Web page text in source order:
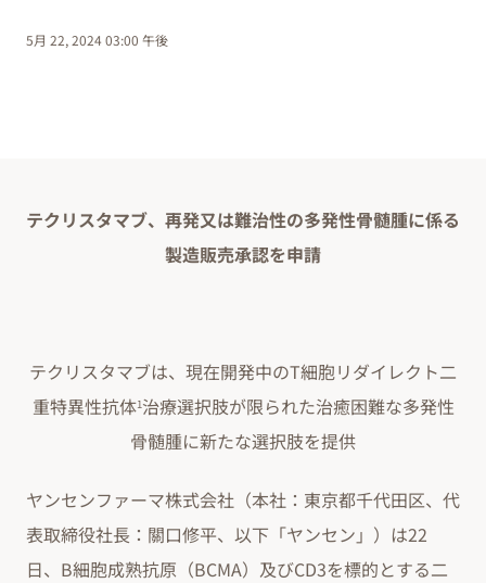
5月 22, 2024 03:00 午後
テクリスタマブ、再発又は難治性の多発性骨髄腫に係る
製造販売承認を申請
テクリスタマブは、現在開発中のT細胞リダイレクト二
重特異性抗体1治療選択肢が限られた治癒困難な多発性
骨髄腫に新たな選択肢を提供
ヤンセンファーマ株式会社（本社：東京都千代田区、代
表取締役社長：關口修平、以下「ヤンセン」）は22
日、B細胞成熟抗原（BCMA）及びCD3を標的とする二